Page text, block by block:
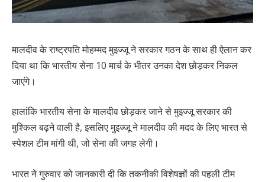
मालदीव के राष्ट्रपति मोहम्मद मुइज्जू ने सरकार गठन के साथ ही ऐलान कर
दिया था कि भारतीय सेना 10 मार्च के भीतर उनका देश छोड़कर निकल
जाएंगे।
हालांकि भारतीय सेना के मालदीव छोड़कर जाने से मुइज्जू सरकार की
मुश्किल बढ़ने वाली है, इसलिए मुइज्जू ने मालदीव की मदद के लिए भारत से
स्पेशल टीम मांगी थी, जो सेना की जगह लेगी।
भारत ने गुरुवार को जानकारी दी कि तकनीकी विशेषज्ञों की पहली टीम